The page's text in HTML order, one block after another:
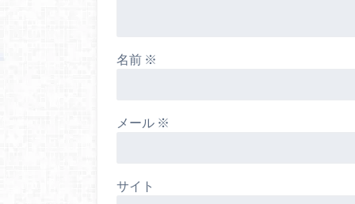
名前 ※
メール ※
サイト